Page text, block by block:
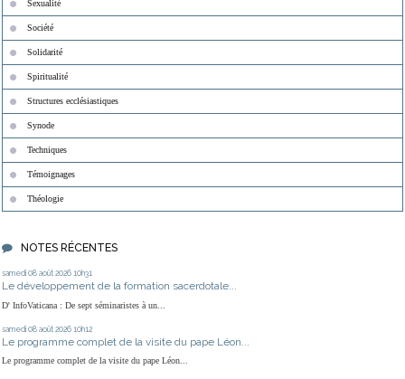
Sexualité
Société
Solidarité
Spiritualité
Structures ecclésiastiques
Synode
Techniques
Témoignages
Théologie
NOTES RÉCENTES
samedi 08 août 2026 10h31
Le développement de la formation sacerdotale...
D' InfoVaticana : De sept séminaristes à un...
samedi 08 août 2026 10h12
Le programme complet de la visite du pape Léon...
Le programme complet de la visite du pape Léon...